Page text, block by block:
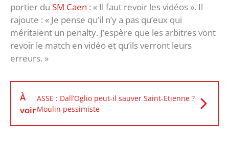
portier du SM Caen : « Il faut revoir les vidéos ». Il
rajoute : « Je pense qu’il n’y a pas qu’eux qui
méritaient un penalty. J’espère que les arbitres vont
revoir le match en vidéo et qu’ils verront leurs
erreurs. »
À
voir
ASSE : Dall’Oglio peut-il sauver Saint-Etienne ?
Moulin pessimiste